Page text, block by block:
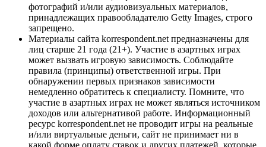
фотографий и/или аудиовизуальных материалов,
принадлежащих правообладателю Getty Images, строго
запрещено.
Материалы сайта korrespondent.net предназначены для
лиц старше 21 года (21+). Участие в азартных играх
может вызвать игровую зависимость. Соблюдайте
правила (принципы) ответственной игры. При
обнаружении первых признаков зависимости
немедленно обратитесь к специалисту. Помните, что
участие в азартных играх не может являться источником
доходов или альтернативой работе. Информационный
ресурс korrespondent.net не проводит игры на реальные
и/или виртуальные деньги, сайт не принимает ни в
какой форме оплату ставок и других платежей, которые